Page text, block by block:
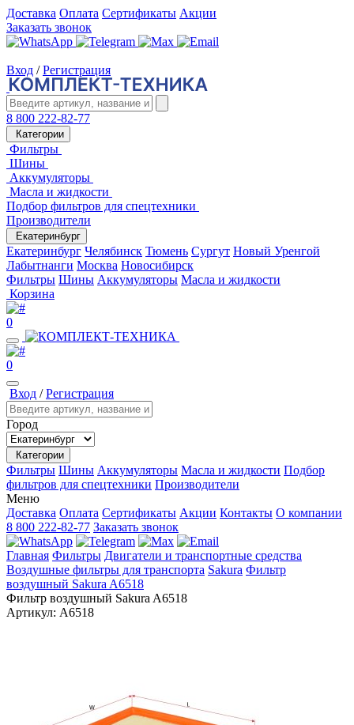
Доставка Оплата Сертификаты Акции
Заказать звонок
Вход / Регистрация
8 800 222-82-77
Категории
Фильтры
Шины
Аккумуляторы
Масла и жидкости
Подбор фильтров для спецтехники
Производители
Екатеринбург
Екатеринбург Челябинск Тюмень Сургут Новый Уренгой
Лабытнанги Москва Новосибирск
Фильтры Шины Аккумуляторы Масла и жидкости
Корзина
0
0
Вход /Регистрация
Город
Категории
Фильтры Шины Аккумуляторы Масла и жидкости Подбор
фильтров для спецтехники Производители
Меню
Доставка Оплата Сертификаты Акции Контакты О компании
8 800 222-82-77 Заказать звонок
Главная Фильтры Двигатели и транспортные средства
Воздушные фильтры для транспорта Sakura Фильтр
воздушный Sakura A6518
Фильтр воздушный Sakura A6518
Артикул: A6518